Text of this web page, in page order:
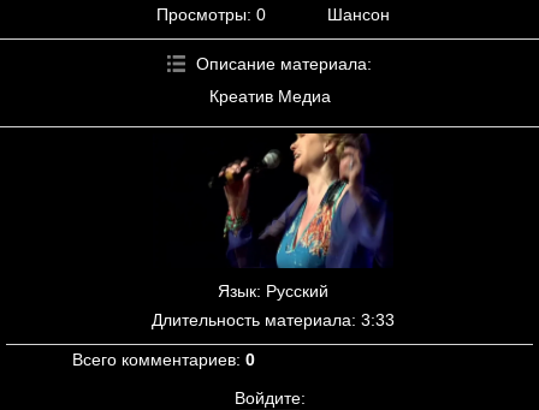
Просмотры: 0 Шансон
Описание материала:
Креатив Медиа
Язык: Русский
Длительность материала: 3:33
Всего комментариев: 0
Войдите: